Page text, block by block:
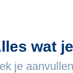
wat
je